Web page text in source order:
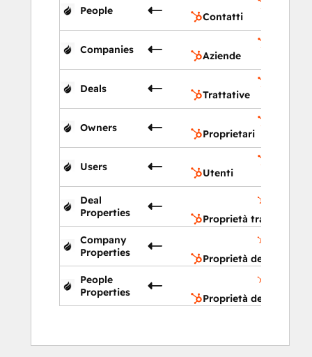
People
Contatti
Companies
Aziende
Deals
Trattative
Owners
Proprietari
Users
Utenti
Deal
Properties
Proprietà trattativa
Company
Properties
Proprietà dell'azienda
People
Properties
Proprietà del contatto